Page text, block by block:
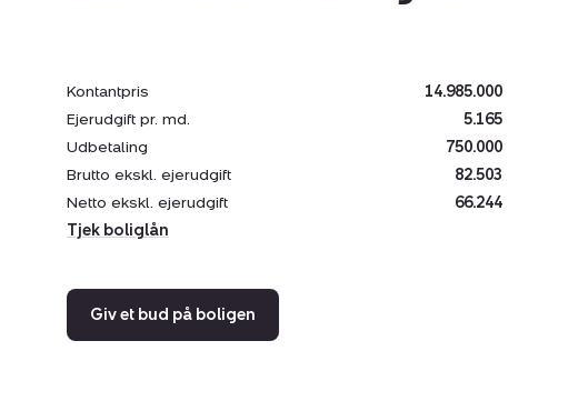
Kontantpris
14.985.000
Ejerudgift pr. md.
5.165
Udbetaling
750.000
Brutto ekskl. ejerudgift
82.503
Netto ekskl. ejerudgift
66.244
Tjek boliglån
Giv et bud på boligen